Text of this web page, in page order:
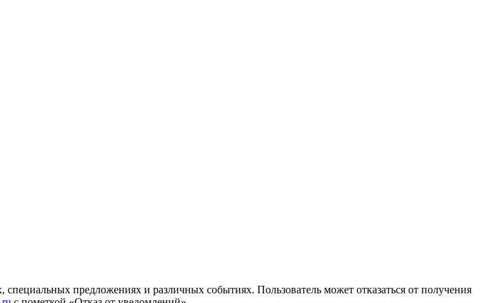
предложениях и различных событиях. Пользователь может отказаться от получения